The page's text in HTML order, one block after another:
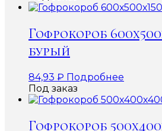
Гофрокороб
бурый
84,93 ₽ Подробнее
Под заказ
Гофрокороб